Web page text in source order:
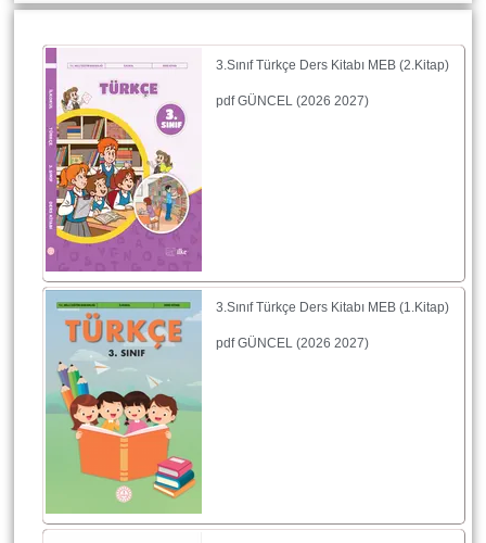
3.Sınıf Türkçe Ders Kitabı MEB (2.Kitap)
pdf GÜNCEL (2026 2027)
3.Sınıf Türkçe Ders Kitabı MEB (1.Kitap)
pdf GÜNCEL (2026 2027)